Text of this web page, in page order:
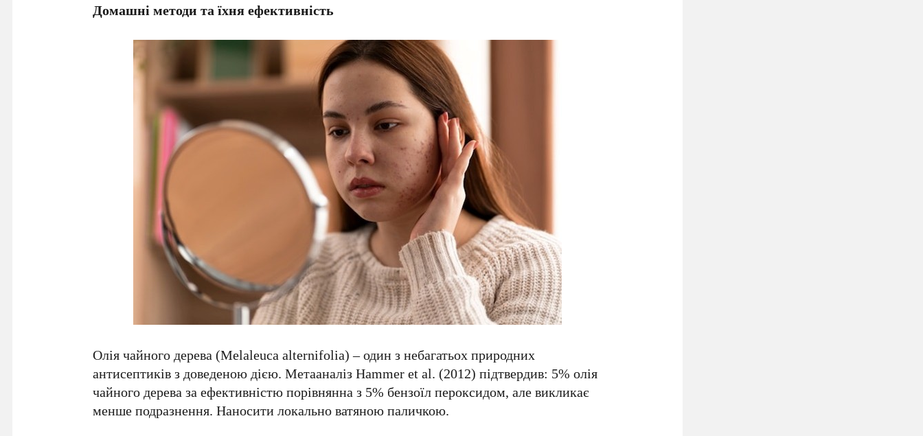
Домашні методи та їхня ефективність
Олія чайного дерева (Melaleuca alternifolia) – один з небагатьох природних
антисептиків з доведеною дією. Метааналіз Hammer et al. (2012) підтвердив: 5% олія
чайного дерева за ефективністю порівнянна з 5% бензоїл пероксидом, але викликає
менше подразнення. Наносити локально ватяною паличкою.